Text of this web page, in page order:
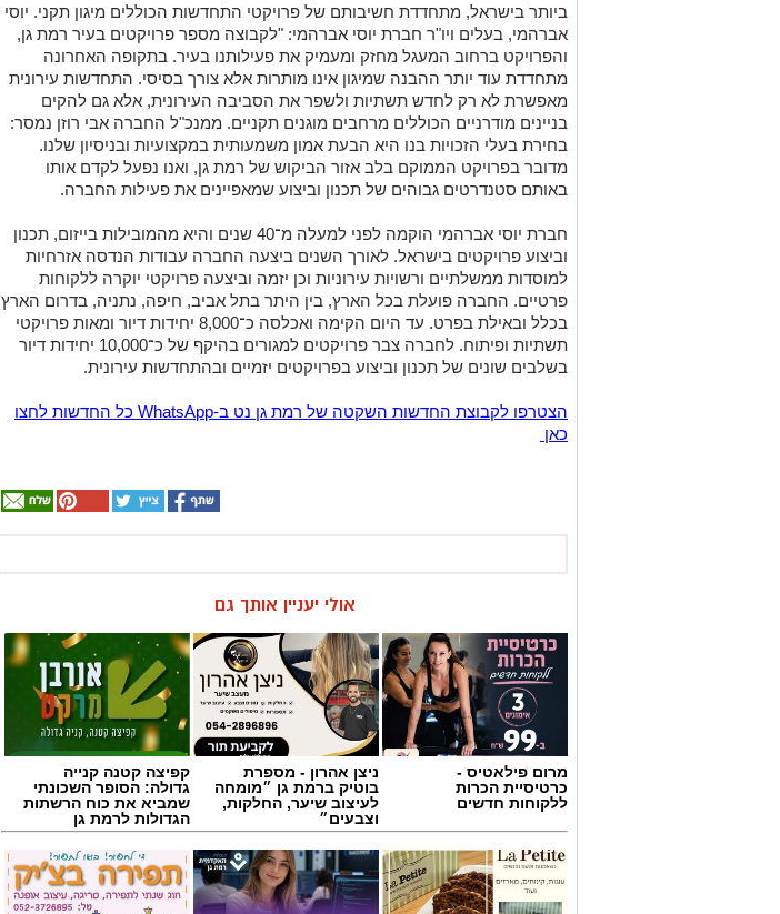
ביותר בישראל, מתחדדת חשיבותם של פרויקטי התחדשות הכוללים מיגון תקני. יוסי
אברהמי, בעלים ויו"ר חברת יוסי אברהמי: "לקבוצה מספר פרויקטים בעיר רמת גן,
והפרויקט ברחוב המעגל מחזק ומעמיק את פעילותנו בעיר. בתקופה האחרונה
מתחדדת עוד יותר ההבנה שמיגון אינו מותרות אלא צורך בסיסי. התחדשות עירונית
מאפשרת לא רק לחדש תשתיות ולשפר את הסביבה העירונית, אלא גם להקים
בניינים מודרניים הכוללים מרחבים מוגנים תקניים. ממנכ"ל החברה אבי רוזן נמסר:
בחירת בעלי הזכויות בנו היא הבעת אמון משמעותית במקצועיות ובניסיון שלנו.
מדובר בפרויקט הממוקם בלב אזור הביקוש של רמת גן, ואנו נפעל לקדם אותו
באותם סטנדרטים גבוהים של תכנון וביצוע שמאפיינים את פעילות החברה.
חברת יוסי אברהמי הוקמה לפני למעלה מ־40 שנים והיא מהמובילות בייזום, תכנון
וביצוע פרויקטים בישראל. לאורך השנים ביצעה החברה עבודות הנדסה אזרחיות
למוסדות ממשלתיים ורשויות עירוניות וכן יזמה וביצעה פרויקטי יוקרה ללקוחות
פרטיים. החברה פועלת בכל הארץ, בין היתר בתל אביב, חיפה, נתניה, בדרום הארץ
בכלל ובאילת בפרט. עד היום הקימה ואכלסה כ־8,000 יחידות דיור ומאות פרויקטי
תשתיות ופיתוח. לחברה צבר פרויקטים למגורים בהיקף של כ־10,000 יחידות דיור
בשלבים שונים של תכנון וביצוע בפרויקטים יזמיים ובהתחדשות עירונית.
הצטרפו לקבוצת החדשות השקטה של רמת גן נט ב-WhatsApp כל החדשות לחצו
כאן
אולי יעניין אותך גם
מרום פילאטיס -
כרטיסיית הכרות
ללקוחות חדשים
ניצן אהרון - מספרת
בוטיק ברמת גן ״מומחה
לעיצוב שיער, החלקות,
וצבעים״
קפיצה קטנה קנייה
גדולה: הסופר השכונתי
שמביא את כוח הרשתות
הגדולות לרמת גן